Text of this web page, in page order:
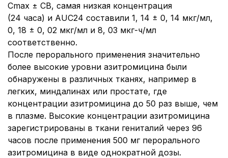
Cmax ± СВ, самая низкая концентрация
(24 часа) и AUC24 составили 1, 14 ± 0, 14 мкг/мл,
0, 18 ± 0, 02 мкг/мл и 8, 03 мкг-ч/мл
соответственно.
После перорального применения значительно
более высокие уровни азитромицина были
обнаружены в различных тканях, например в
легких, миндалинах или простате, где
концентрации азитромицина до 50 раз выше, чем
в плазме. Высокие концентрации азитромицина
зарегистрированы в ткани гениталий через 96
часов после применения 500 мг перорального
азитромицина в виде однократной дозы.